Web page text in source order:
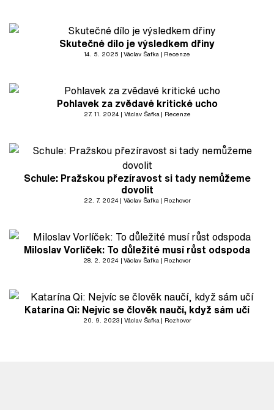
Skutečné dílo je výsledkem dřiny
14. 5. 2025 Václav Šafka Recenze
Pohlavek za zvědavé kritické ucho
27. 11. 2024 Václav Šafka Recenze
Schule: Pražskou přezíravost si tady nemůžeme
dovolit
22. 7. 2024 Václav Šafka Rozhovor
Miloslav Vorlíček: To důležité musí růst odspoda
28. 2. 2024 Václav Šafka Rozhovor
Katarína Qi: Nejvíc se člověk naučí, když sám učí
20. 9. 2023 Václav Šafka Rozhovor